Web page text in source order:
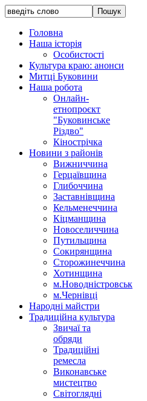
Головна
Наша історія
Особистості
Культура краю: анонси
Митці Буковини
Наша робота
Онлайн-
етнопроєкт
"Буковинське
Різдво"
Кінострічка
Новини з районів
Вижниччина
Герцаївщина
Глибоччина
Заставнівщина
Кельменеччина
Кіцманщина
Новоселиччина
Путильщина
Сокирянщина
Сторожинеччина
Хотинщина
м.Новодністровськ
м.Чернівці
Народні майстри
Традиційна культура
Звичаї та
обряди
Традиційні
ремесла
Виконавське
мистецтво
Світоглядні